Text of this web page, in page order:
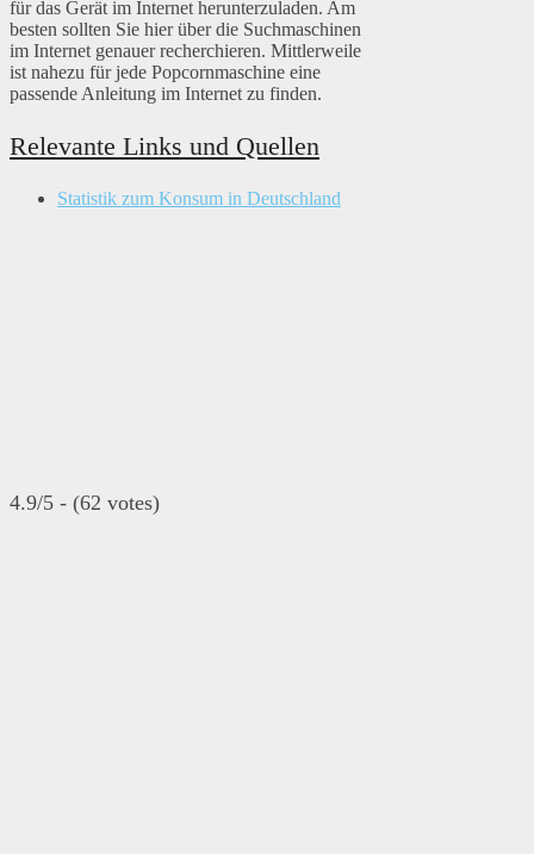
für das Gerät im Internet herunterzuladen. Am
besten sollten Sie hier über die Suchmaschinen
im Internet genauer recherchieren. Mittlerweile
ist nahezu für jede Popcornmaschine eine
passende Anleitung im Internet zu finden.
Relevante Links und Quellen
Statistik zum Konsum in Deutschland
4.9/5 - (62 votes)